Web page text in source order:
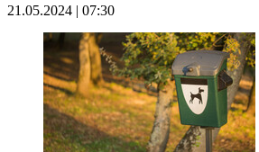
21.05.2024 | 07:30